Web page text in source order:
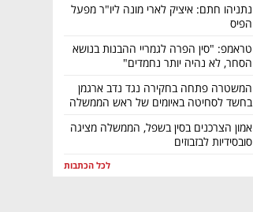
נתניהו חתם: איציק לארי מונה ליו"ר מפעל
הפיס
טראמפ: "סין הפרה לגמריי ההבנות בנושא
הסחר, לא נהיה יותר נחמדים"
המשטרה פתחה בחקירה נגד נדב ארגמן
בחשד לסחיטה באיומים של ראש הממשלה
אמון הצרכנים בסין בשפל, הממשלה מציגה
סובסידיות לבזבוזים
לכל הכתבות